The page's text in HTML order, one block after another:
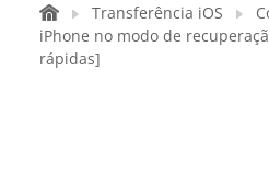
Transferência iOS
iPhone no modo de
rápidas]